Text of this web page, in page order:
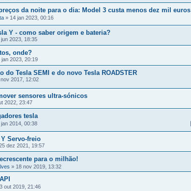
da noite para o dia: Model 3 custa menos dez mil euros
» 14 jan 2023, 00:16
Y - como saber origem e bateria?
jun 2023, 18:35
onde?
jan 2023, 20:19
do Tesla SEMI e do novo Tesla ROADSTER
nov 2017, 12:02
sensores ultra-sónicos
2022, 23:47
tesla
jan 2014, 00:38
Servo-freio
dez 2021, 19:57
para o milhão!
» 18 nov 2019, 13:32
out 2019, 21:46